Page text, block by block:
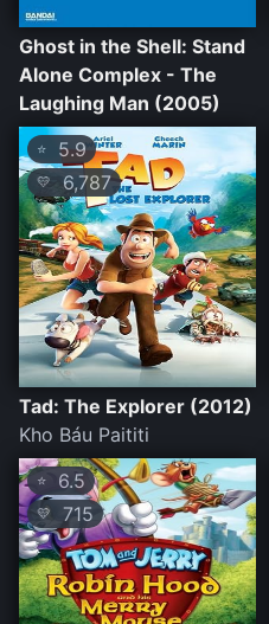
Ghost in the Shell: Stand
Alone Complex - The
Laughing Man (2005)
⭐ 5.9
💛 6,787
Tad: The Explorer (2012)
Kho Báu Paititi
⭐ 6.5
💛 715